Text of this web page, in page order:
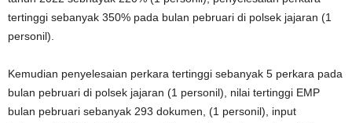
tertinggi sebanyak 350% pada bulan pebruari di polsek jajaran (1
personil).
Kemudian penyelesaian perkara tertinggi sebanyak 5 perkara pada
bulan pebruari di polsek jajaran (1 personil), nilai tertinggi EMP
bulan pebruari sebanyak 293 dokumen, (1 personil), input